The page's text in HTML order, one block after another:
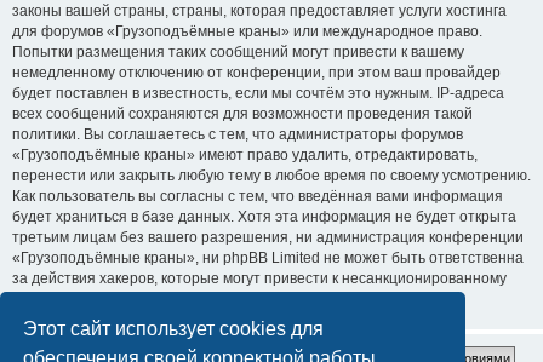
Этот сайт использует cookies для
обеспечения своей корректной работы.
законы вашей страны, страны, которая предоставляет услуги хостинга
для форумов «Грузоподъёмные краны» или международное право.
Попытки размещения таких сообщений могут привести к вашему
немедленному отключению от конференции, при этом ваш провайдер
будет поставлен в известность, если мы сочтём это нужным. IP-адреса
всех сообщений сохраняются для возможности проведения такой
политики. Вы соглашаетесь с тем, что администраторы форумов
«Грузоподъёмные краны» имеют право удалить, отредактировать,
перенести или закрыть любую тему в любое время по своему усмотрению.
Как пользователь вы согласны с тем, что введённая вами информация
будет храниться в базе данных. Хотя эта информация не будет открыта
третьим лицам без вашего разрешения, ни администрация конференции
«Грузоподъёмные краны», ни phpBB Limited не может быть ответственна
за действия хакеров, которые могут привести к несанкционированному